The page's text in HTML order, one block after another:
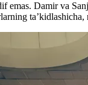
emas. Damir va